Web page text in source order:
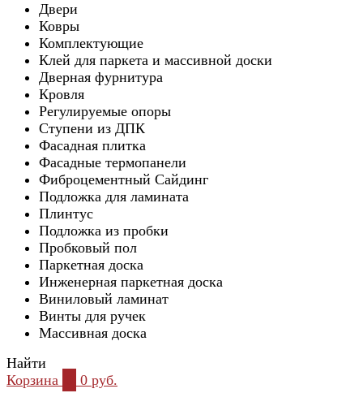
Двери
Ковры
Комплектующие
Клей для паркета и массивной доски
Дверная фурнитура
Кровля
Регулируемые опоры
Ступени из ДПК
Фасадная плитка
Фасадные термопанели
Фиброцементный Сайдинг
Подложка для ламината
Плинтус
Подложка из пробки
Пробковый пол
Паркетная доска
Инженерная паркетная доска
Виниловый ламинат
Винты для ручек
Массивная доска
Найти
Корзина
0 руб.